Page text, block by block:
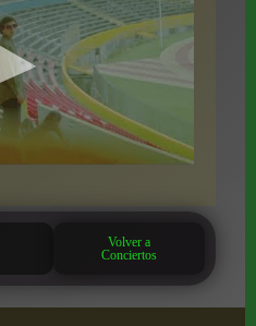
Volver a
Conciertos